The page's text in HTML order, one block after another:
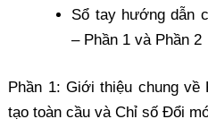
Sổ tay hướng dẫn
– Phần 1 và Phần 2
Phần 1: Giới thiệu chung
tạo toàn cầu và Chỉ số Đổi